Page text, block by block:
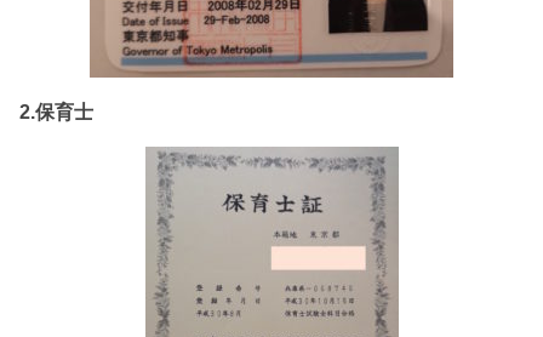
2.保育士